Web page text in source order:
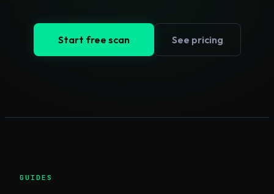
Start free scan See pricing
GUIDES